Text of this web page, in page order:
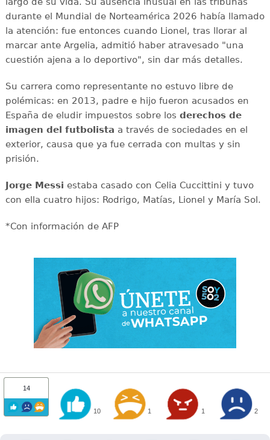
durante el Mundial de Norteamérica 2026 había llamado
la atención: fue entonces cuando Lionel, tras llorar al
marcar ante Argelia, admitió haber atravesado "una
cuestión ajena a lo deportivo", sin dar más detalles.
Su carrera como representante no estuvo libre de
polémicas: en 2013, padre e hijo fueron acusados en
España de eludir impuestos sobre los derechos de
imagen del futbolista a través de sociedades en el
exterior, causa que ya fue cerrada con multas y sin
prisión.
Jorge Messi estaba casado con Celia Cuccittini y tuvo
con ella cuatro hijos: Rodrigo, Matías, Lionel y María Sol.
*Con información de AFP
14
10 1 1 2